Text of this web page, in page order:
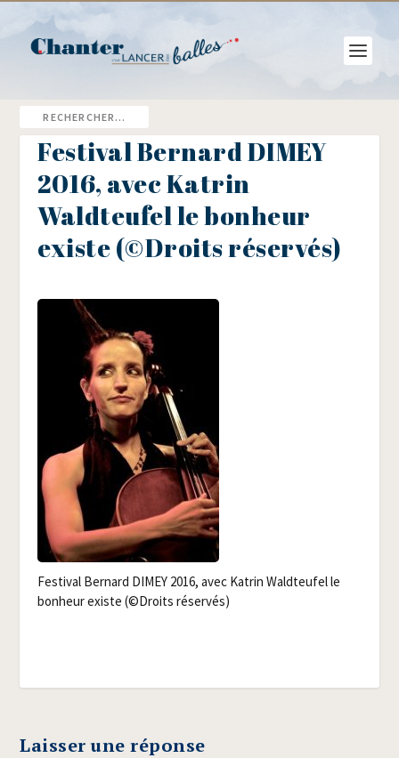
Festival Bernard DIMEY
2016, avec Katrin
Waldteufel le bonheur
existe (©Droits réservés)
Fes­ti­val Ber­nard DIMEY 2016, avec Katrin Wald­teu­fel le
bon­heur existe (©Droits réservés)
Laisser une réponse